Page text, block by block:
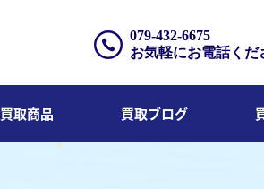
079-432-6675
お気軽にお電話くだ
買取商品 買取ブログ